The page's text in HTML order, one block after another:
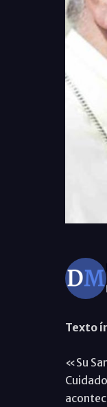
Texto
«Su